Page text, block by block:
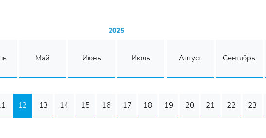
2025
Май Июнь Июль Август Сентябрь
12 13 14 15 16 17 18 19 20 21 22 23